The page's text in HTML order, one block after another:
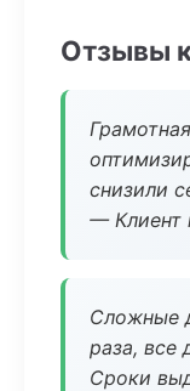
Отзывы
снизили
— Клиент
Сложные
раза, все
Сроки